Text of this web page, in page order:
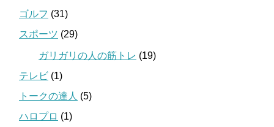
ゴルフ (31)
スポーツ (29)
ガリガリの人の筋トレ (19)
テレビ (1)
トークの達人 (5)
ハロプロ (1)